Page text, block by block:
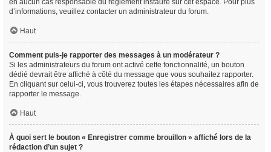
en aucun cas responsable du règlement instauré sur cet espace. Pour plus
d’informations, veuillez contacter un administrateur du forum.
Haut
Comment puis-je rapporter des messages à un modérateur ?
Si les administrateurs du forum ont activé cette fonctionnalité, un bouton
dédié devrait être affiché à côté du message que vous souhaitez rapporter.
En cliquant sur celui-ci, vous trouverez toutes les étapes nécessaires afin de
rapporter le message.
Haut
À quoi sert le bouton « Enregistrer comme brouillon » affiché lors de la
rédaction d’un sujet ?